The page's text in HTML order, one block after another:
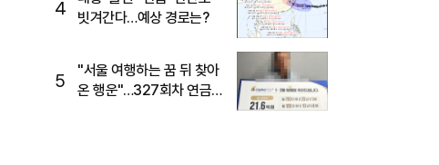
4
빗겨간다…예상 경로는?
5
"서울 여행하는 꿈 뒤 찾아
온 행운"…327회차 연금